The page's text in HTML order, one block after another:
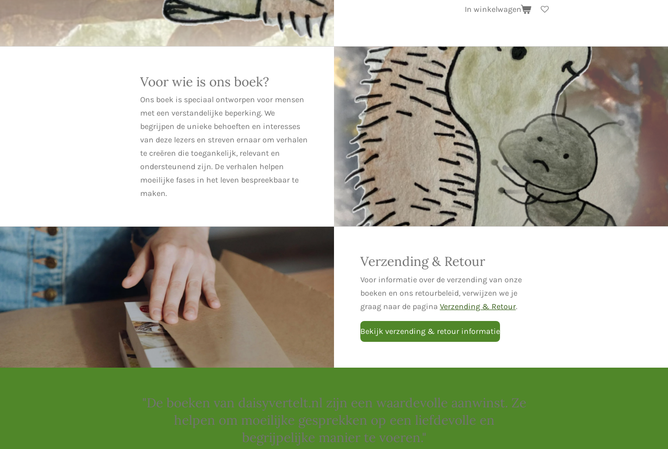
In winkelwagen
Voor wie is ons boek?
Ons boek is speciaal ontworpen voor mensen
met een verstandelijke beperking. We
begrijpen de unieke behoeften en interesses
van deze lezers en streven ernaar om verhalen
te creëren die toegankelijk, relevant en
ondersteunend zijn. De verhalen helpen
moeilijke fases in het leven bespreekbaar te
maken.
Verzending & Retour
Voor informatie over de verzending van onze
boeken en ons retourbeleid, verwijzen we je
graag naar de pagina Verzending & Retour.
Bekijk verzending & retour informatie
"De boeken van daisyvertelt.nl zijn een waardevolle aanwinst. Ze
helpen om moeilijke gesprekken op een liefdevolle en
begrijpelijke manier te voeren."